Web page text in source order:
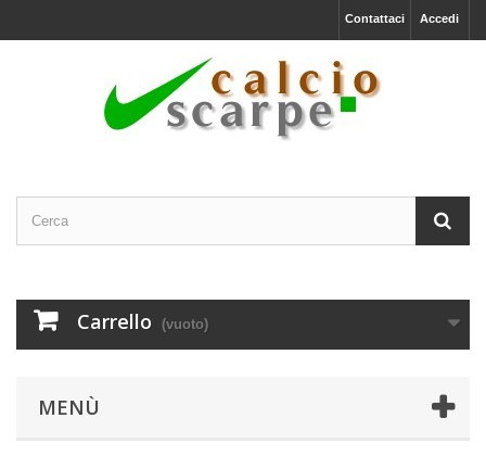
Accedi
Contattaci
Carrello (vuoto)
MENÙ